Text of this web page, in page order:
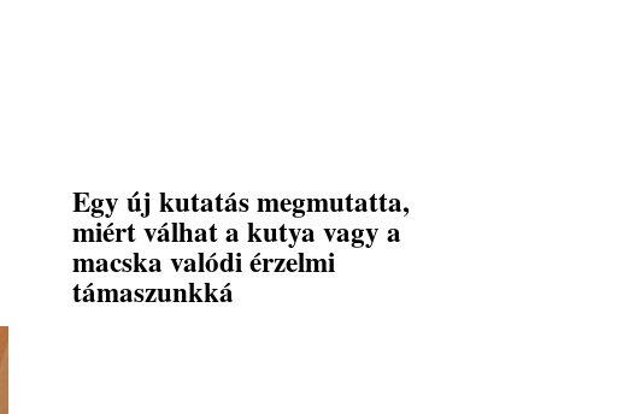
Egy új kutatás megmutatta,
miért válhat a kutya vagy a
macska valódi érzelmi
támaszunkká